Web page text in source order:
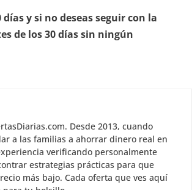
y si no deseas seguir con la
de los 30 días sin ningún
Desde 2013, cuando
a las familias a ahorrar dinero real en
verificando personalmente
estrategias prácticas para que
más bajo. Cada oferta que ves aquí